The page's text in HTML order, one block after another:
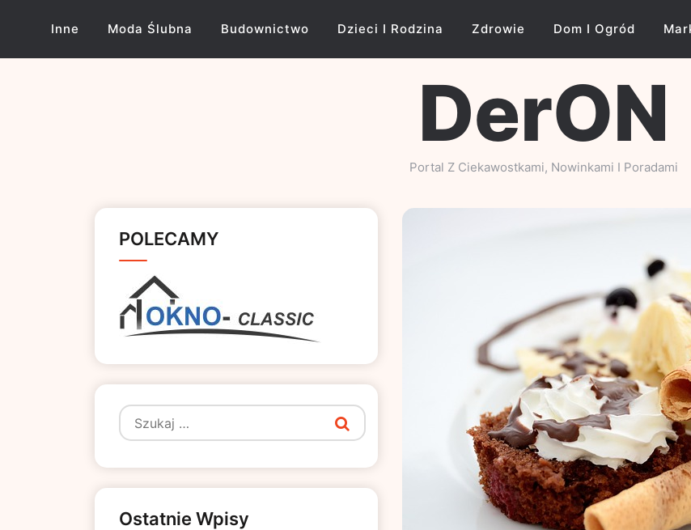
Inne Moda Ślubna Budownictwo Dzieci I Rodzina Zdrowie Dom I Ogród
DerON
Portal Z Ciekawostkami, Nowinkami I Poradami
POLECAMY
Szukaj:
Ostatnie Wpisy